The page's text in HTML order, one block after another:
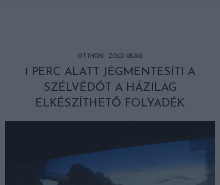
OTTHON ZÖLD VILÁG
1 PERC ALATT JÉGMENTESÍTI A
SZÉLVÉDŐT A HÁZILAG
ELKÉSZÍTHETŐ FOLYADÉK